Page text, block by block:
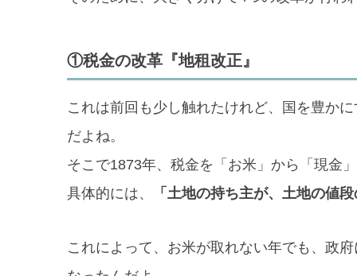
①税金の改革『地租改正』
これは前回も少し触れたけれど、国を豊か
だよね。
そこで1873年、税金を「お米」から「現金
具体的には、
「土地の持ち主が、土地の値
これによって、お米が取れない年でも、政